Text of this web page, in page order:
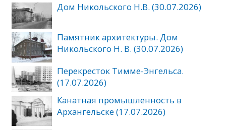
Дом Никольского Н.В. (30.07.2026)
Памятник архитектуры. Дом
Никольского Н. В. (30.07.2026)
Перекресток Тимме-Энгельса.
(17.07.2026)
Канатная промышленность в
Архангельске (17.07.2026)